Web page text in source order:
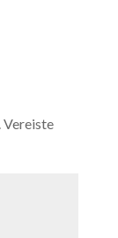
Vereiste